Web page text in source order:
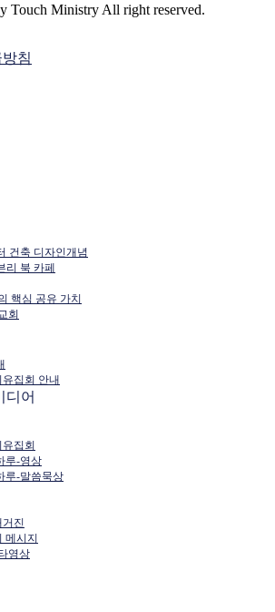
Touch Ministry All right reserved.
침
건축 디자인개념
리 북 카페
핵심 공유 가치
회
집회 안내
디어
유집회
루-영상
루-말씀묵상
거진
메시지
영상